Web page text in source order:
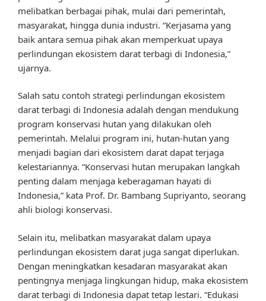
melibatkan berbagai pihak, mulai dari pemerintah,
masyarakat, hingga dunia industri. “Kerjasama yang
baik antara semua pihak akan memperkuat upaya
perlindungan ekosistem darat terbagi di Indonesia,”
ujarnya.
Salah satu contoh strategi perlindungan ekosistem
darat terbagi di Indonesia adalah dengan mendukung
program konservasi hutan yang dilakukan oleh
pemerintah. Melalui program ini, hutan-hutan yang
menjadi bagian dari ekosistem darat dapat terjaga
kelestariannya. “Konservasi hutan merupakan langkah
penting dalam menjaga keberagaman hayati di
Indonesia,” kata Prof. Dr. Bambang Supriyanto, seorang
ahli biologi konservasi.
Selain itu, melibatkan masyarakat dalam upaya
perlindungan ekosistem darat juga sangat diperlukan.
Dengan meningkatkan kesadaran masyarakat akan
pentingnya menjaga lingkungan hidup, maka ekosistem
darat terbagi di Indonesia dapat tetap lestari. “Edukasi